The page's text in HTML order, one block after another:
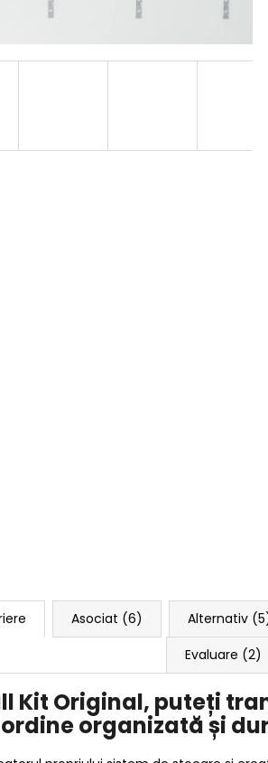
Asociat (6) Alternativ
Evaluare (2)
Kit Original, puteți
organizată și
TIGILA PENTRU
COȘ